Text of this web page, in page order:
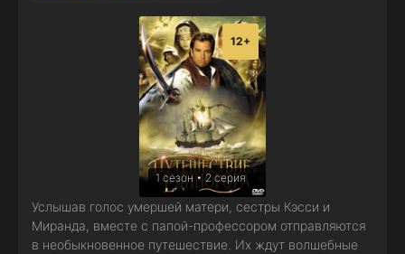
1 сезон • 2 серия
12+
Услышав голос умершей матери, сестры Кэсси и
Миранда, вместе с папой-профессором отправляются
в необыкновенное путешествие. Их ждут волшебные